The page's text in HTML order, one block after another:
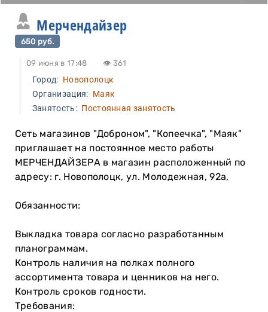
Мерчендайзер
650 руб.
09 июня в 17:48 👁 361
Город: Новополоцк
Организация: Маяк
Занятость:Постоянная занятость
Сеть магазинов "Доброном", "Копеечка", "Маяк"
приглашает на постоянное место работы
МЕРЧЕНДАЙЗЕРА в магазин расположенный по
адресу: г. Новополоцк, ул. Молодежная, 92а,
Обязанности:
Выкладка товара согласно разработанным
планограммам.
Контроль наличия на полках полного
ассортимента товара и ценников на него.
Контроль сроков годности.
Требования: